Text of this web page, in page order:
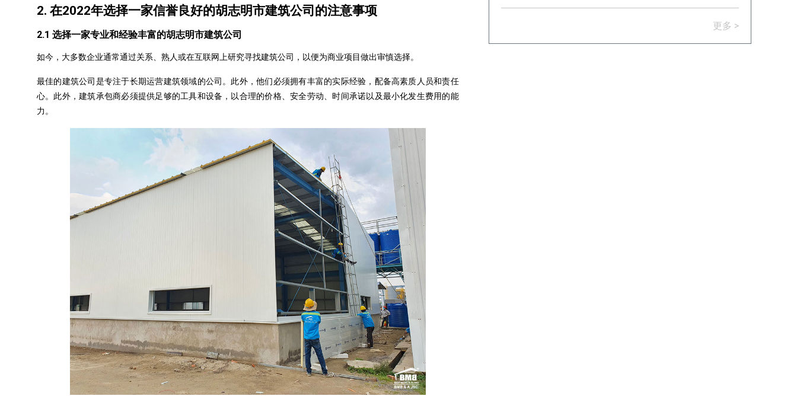
2. 在2022年选择一家信誉良好的胡志明市建筑公司的注意事项
2.1 选择一家专业和经验丰富的胡志明市建筑公司
如今，大多数企业通常通过关系、熟人或在互联网上研究寻找建筑公司，以便为商业项目做出审慎选择。
最佳的建筑公司是专注于长期运营建筑领域的公司。此外，他们必须拥有丰富的实际经验，配备高素质人员和责任
心。此外，建筑承包商必须提供足够的工具和设备，以合理的价格、安全劳动、时间承诺以及最小化发生费用的能
力。
更多 >